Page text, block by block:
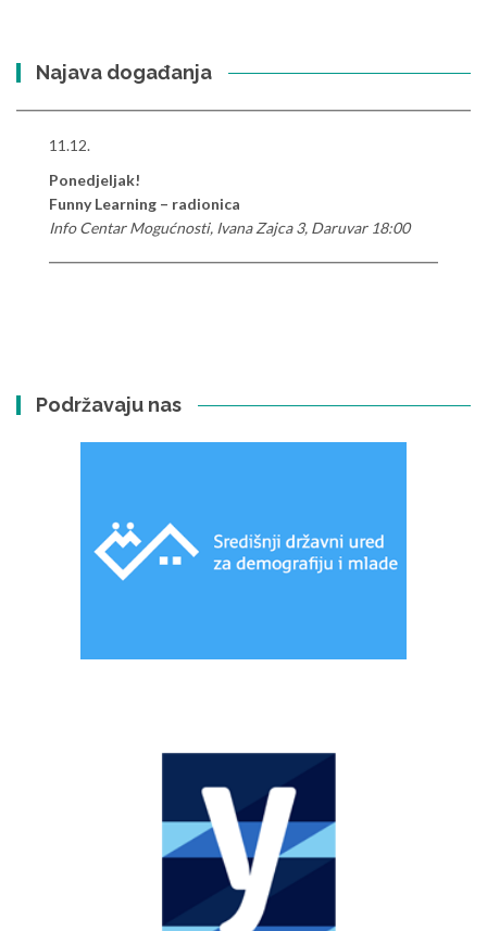
Najava događanja
11.12.
Ponedjeljak!
Funny Learning – radionica
Info Centar Mogućnosti, Ivana Zajca 3, Daruvar 18:00
Podržavaju nas